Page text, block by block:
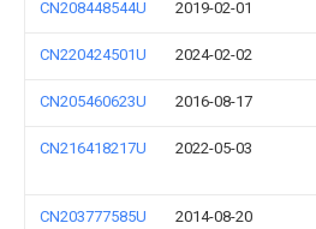
CN208448544U 2019-02-01
CN220424501U 2024-02-02
CN205460623U 2016-08-17
CN216418217U 2022-05-03
CN203777585U 2014-08-20